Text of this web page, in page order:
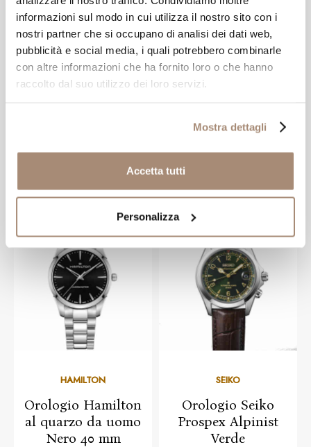
informazioni sul modo in cui utilizza il nostro sito con i
nostri partner che si occupano di analisi dei dati web,
pubblicità e social media, i quali potrebbero combinarle
con altre informazioni che ha fornito loro o che hanno
raccolto dal suo utilizzo dei loro servizi.
Mostra dettagli
Accetta tutti
Personalizza
MONTEGRAPPA HAMILTON
automatico 38mm
HAMILTON
Orologio Hamilton
al quarzo da uomo
Nero 40 mm
SEIKO
Orologio Seiko
Prospex Alpinist
Verde